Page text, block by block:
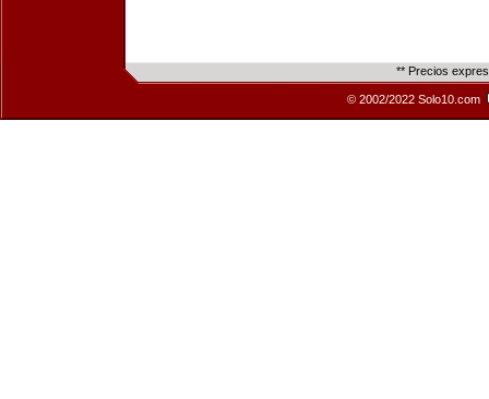
** Precios
© 2002/2022 Solo10.com